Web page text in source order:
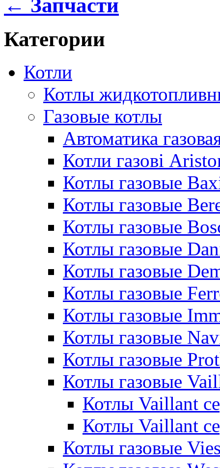
← Запчасти
Категории
Котли
Котлы
Газовые котлы
Автоматика
Котли газові
Котлы газовые
Котлы газовые
Котлы газовые
Котлы газовые
Котлы газовые
Котлы газовые
Котлы газовые
Котлы газовые
Котлы газовые
Котлы газовые
Котлы Vaillant
Котлы Vaillant
Котлы газовые